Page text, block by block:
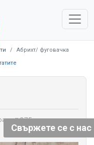
Абрихт/ фуговачка
375 прегледи
Свържете се с нас